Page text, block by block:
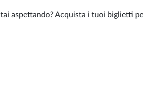
aspettando? Acquista i tuoi biglietti